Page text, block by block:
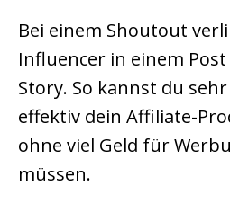
Bei einem Shoutout
Influencer in einem
Story. So kannst du
effektiv dein Affiliate-
ohne viel Geld für
müssen.